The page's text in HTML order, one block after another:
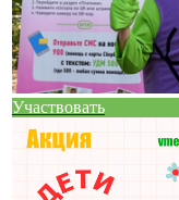
Участвовать